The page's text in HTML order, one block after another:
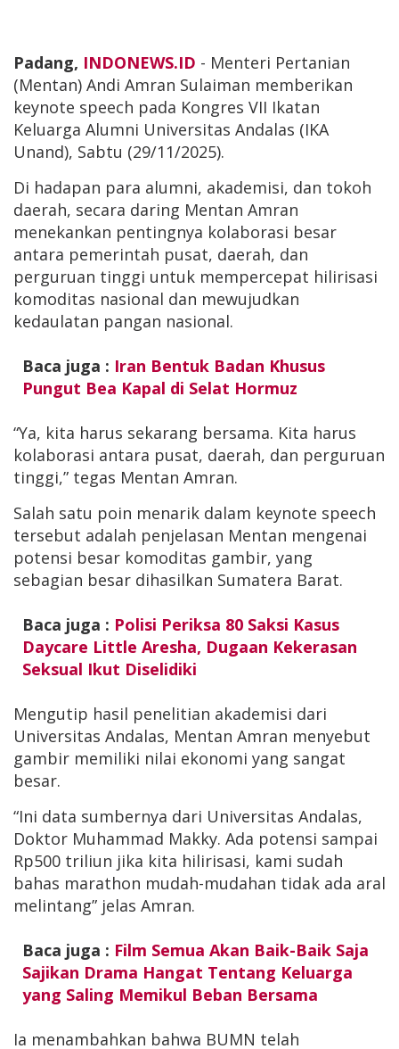
Padang, INDONEWS.ID - Menteri Pertanian
(Mentan) Andi Amran Sulaiman memberikan
keynote speech pada Kongres VII Ikatan
Keluarga Alumni Universitas Andalas (IKA
Unand), Sabtu (29/11/2025).
Di hadapan para alumni, akademisi, dan tokoh
daerah, secara daring Mentan Amran
menekankan pentingnya kolaborasi besar
antara pemerintah pusat, daerah, dan
perguruan tinggi untuk mempercepat hilirisasi
komoditas nasional dan mewujudkan
kedaulatan pangan nasional.
Baca juga : Iran Bentuk Badan Khusus
Pungut Bea Kapal di Selat Hormuz
“Ya, kita harus sekarang bersama. Kita harus
kolaborasi antara pusat, daerah, dan perguruan
tinggi,” tegas Mentan Amran.
Salah satu poin menarik dalam keynote speech
tersebut adalah penjelasan Mentan mengenai
potensi besar komoditas gambir, yang
sebagian besar dihasilkan Sumatera Barat.
Baca juga : Polisi Periksa 80 Saksi Kasus
Daycare Little Aresha, Dugaan Kekerasan
Seksual Ikut Diselidiki
Mengutip hasil penelitian akademisi dari
Universitas Andalas, Mentan Amran menyebut
gambir memiliki nilai ekonomi yang sangat
besar.
“Ini data sumbernya dari Universitas Andalas,
Doktor Muhammad Makky. Ada potensi sampai
Rp500 triliun jika kita hilirisasi, kami sudah
bahas marathon mudah-mudahan tidak ada aral
melintang” jelas Amran.
Baca juga : Film Semua Akan Baik-Baik Saja
Sajikan Drama Hangat Tentang Keluarga
yang Saling Memikul Beban Bersama
Ia menambahkan bahwa BUMN telah